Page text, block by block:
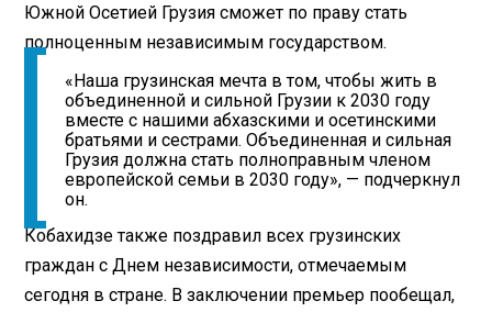
Южной Осетией Грузия сможет по праву стать
полноценным независимым государством.
«Наша грузинская мечта в том, чтобы жить в
объединенной и сильной Грузии к 2030 году
вместе с нашими абхазскими и осетинскими
братьями и сестрами. Объединенная и сильная
Грузия должна стать полноправным членом
европейской семьи в 2030 году», — подчеркнул
он.
Кобахидзе также поздравил всех грузинских
граждан с Днем независимости, отмечаемым
сегодня в стране. В заключении премьер пообещал,